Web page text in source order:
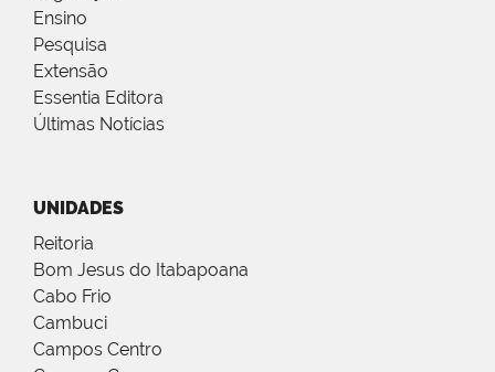
Ensino
Pesquisa
Extensão
Essentia Editora
Últimas Notícias
UNIDADES
Reitoria
Bom Jesus do Itabapoana
Cabo Frio
Cambuci
Campos Centro